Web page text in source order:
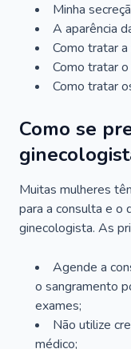
Minha
A aparência
Como tratar
Como tratar
Como tratar
Como se
Muitas mulheres
para a consulta e o
ginecologista. As
Agende a
o sangramento
exames;
Não utilize
médico;